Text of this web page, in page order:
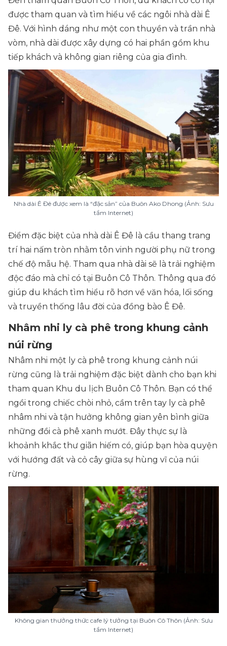
được tham quan và tìm hiểu về các ngôi nhà dài Ê
Đê. Với hình dáng như một con thuyền và trần nhà
vòm, nhà dài được xây dựng có hai phần gồm khu
tiếp khách và không gian riêng của gia đình.
Nhà dài Ê Đê được xem là “đặc sản” của Buôn Ako Dhong (Ảnh: Sưu
tầm Internet)
Điểm đặc biệt của nhà dài Ê Đê là cầu thang trang
trí hai nấm tròn nhằm tôn vinh người phụ nữ trong
chế độ mẫu hệ. Tham qua nhà dài sẽ là trải nghiệm
độc đáo mà chỉ có tại Buôn Cô Thôn. Thông qua đó
giúp du khách tìm hiểu rõ hơn về văn hóa, lối sống
và truyền thống lâu đời của đồng bào Ê Đê.
Nhâm nhi ly cà phê trong khung cảnh
núi rừng
Nhâm nhi một ly cà phê trong khung cảnh núi
rừng cũng là trải nghiệm đặc biệt dành cho bạn khi
tham quan Khu du lịch Buôn Cô Thôn. Bạn có thể
ngồi trong chiếc chòi nhỏ, cầm trên tay ly cà phê
nhâm nhi và tận hưởng không gian yên bình giữa
những đồi cà phê xanh mướt. Đây thực sự là
khoảnh khắc thư giãn hiếm có, giúp bạn hòa quyện
với hướng đất và cỏ cây giữa sự hùng vĩ của núi
rừng.
Không gian thưởng thức cafe lý tưởng tại Buôn Cô Thôn (Ảnh: Sưu
tầm Internet)